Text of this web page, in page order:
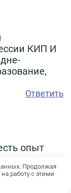
КИП И
Ответить
опыт
в
Продолжая
работу с этими